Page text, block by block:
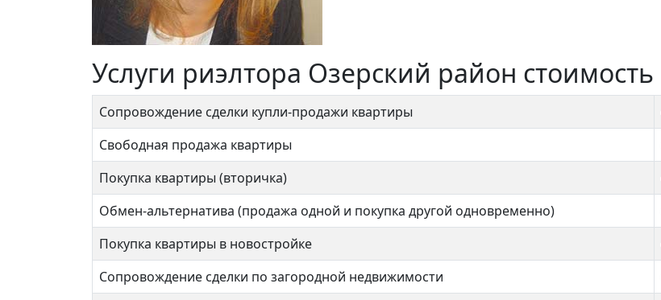
Услуги риэлтора Озерский район стоимость
Сопровождение сделки купли-продажи квартиры
Свободная продажа квартиры
Покупка квартиры (вторичка)
Обмен-альтернатива (продажа одной и покупка другой одновременно)
Покупка квартиры в новостройке
Сопровождение сделки по загородной недвижимости